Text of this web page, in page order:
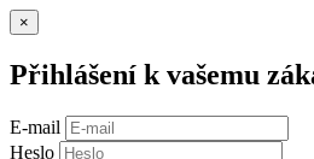
×
Přihlášení k vašemu
E-mail
Heslo